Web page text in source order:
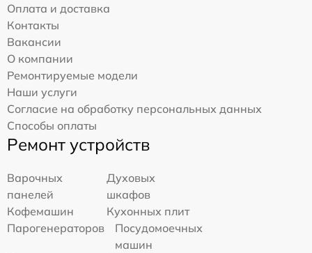
Оплата и доставка
Контакты
Вакансии
О компании
Ремонтируемые модели
Наши услуги
Согласие на обработку персональных данных
Способы оплаты
Ремонт устройств
Варочных
панелей
Духовых
шкафов
Кофемашин
Кухонных плит
Парогенераторов
Посудомоечных
машин